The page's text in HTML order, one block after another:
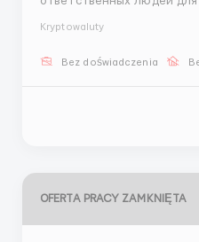
консультировать по
Kryptowaluty
Bez doświadczenia
OFERTA PRACY ZAMKNIĘTA